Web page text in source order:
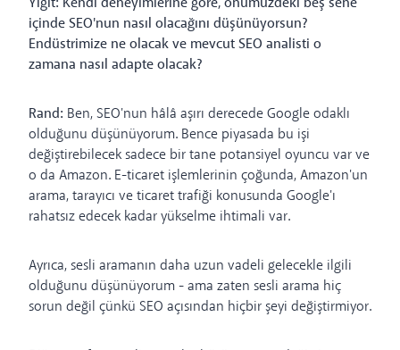
içinde SEO'nun nasıl olacağını düşünüyorsun?
Endüstrimize ne olacak ve mevcut SEO analisti o
zamana nasıl adapte olacak?
Rand: Ben, SEO'nun hâlâ aşırı derecede Google odaklı
olduğunu düşünüyorum. Bence piyasada bu işi
değiştirebilecek sadece bir tane potansiyel oyuncu var ve
o da Amazon. E-ticaret işlemlerinin çoğunda, Amazon'un
arama, tarayıcı ve ticaret trafiği konusunda Google'ı
rahatsız edecek kadar yükselme ihtimali var.
Ayrıca, sesli aramanın daha uzun vadeli gelecekle ilgili
olduğunu düşünüyorum - ama zaten sesli arama hiç
sorun değil çünkü SEO açısından hiçbir şeyi değiştirmiyor.